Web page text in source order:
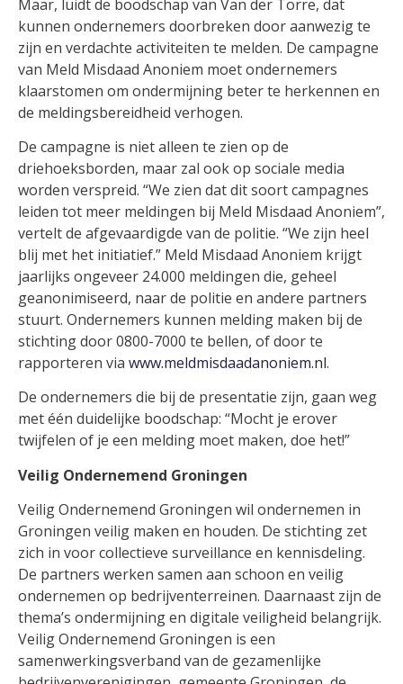
Maar, luidt de boodschap van Van der Torre, dat
kunnen ondernemers doorbreken door aanwezig te
zijn en verdachte activiteiten te melden. De campagne
van Meld Misdaad Anoniem moet ondernemers
klaarstomen om ondermijning beter te herkennen en
de meldingsbereidheid verhogen.
De campagne is niet alleen te zien op de
driehoeksborden, maar zal ook op sociale media
worden verspreid. “We zien dat dit soort campagnes
leiden tot meer meldingen bij Meld Misdaad Anoniem”,
vertelt de afgevaardigde van de politie. “We zijn heel
blij met het initiatief.” Meld Misdaad Anoniem krijgt
jaarlijks ongeveer 24.000 meldingen die, geheel
geanonimiseerd, naar de politie en andere partners
stuurt. Ondernemers kunnen melding maken bij de
stichting door 0800-7000 te bellen, of door te
rapporteren via www.meldmisdaadanoniem.nl.
De ondernemers die bij de presentatie zijn, gaan weg
met één duidelijke boodschap: “Mocht je erover
twijfelen of je een melding moet maken, doe het!”
Veilig Ondernemend Groningen
Veilig Ondernemend Groningen wil ondernemen in
Groningen veilig maken en houden. De stichting zet
zich in voor collectieve surveillance en kennisdeling.
De partners werken samen aan schoon en veilig
ondernemen op bedrijventerreinen. Daarnaast zijn de
thema’s ondermijning en digitale veiligheid belangrijk.
Veilig Ondernemend Groningen is een
samenwerkingsverband van de gezamenlijke